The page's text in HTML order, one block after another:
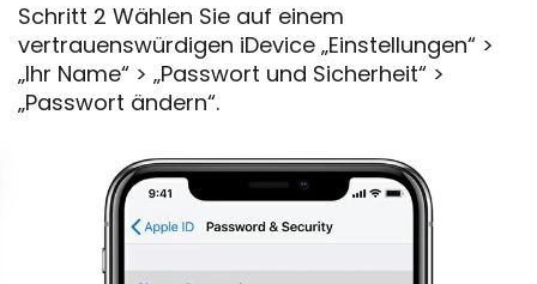
Schritt 2 Wählen Sie auf einem
vertrauenswürdigen iDevice „Einstellungen“ >
„Ihr Name“ > „Passwort und Sicherheit“ >
„Passwort ändern“.